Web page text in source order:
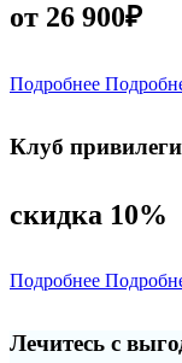
от 26 900₽
Подробнее
Клуб
скидка 10%
Подробнее
Лечитесь с